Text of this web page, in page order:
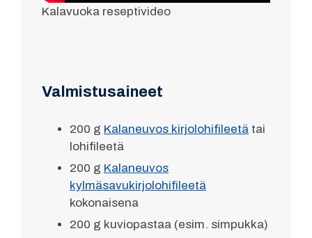
Kalavuoka reseptivideo
Valmistusaineet
200 g Kalaneuvos kirjolohifileetä tai
lohifileetä
200 g Kalaneuvos
kylmäsavukirjolohifileetä
kokonaisena
200 g kuviopastaa (esim. simpukka)